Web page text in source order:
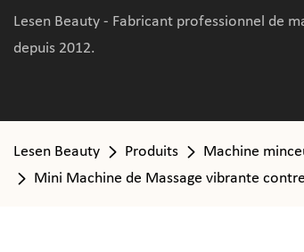
Lesen Beauty - Fabricant professionnel de
depuis 2012.
Lesen Beauty Produits Machine
Mini Machine de Massage vibrante